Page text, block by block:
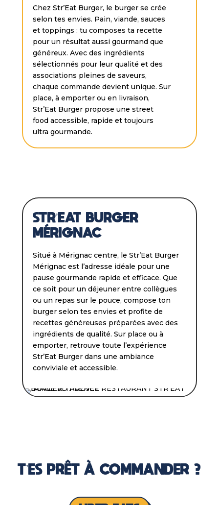
Chez Str’Eat Burger, le burger se crée
selon tes envies. Pain, viande, sauces
et toppings : tu composes ta recette
pour un résultat aussi gourmand que
généreux. Avec des ingrédients
sélectionnés pour leur qualité et des
associations pleines de saveurs,
chaque commande devient unique. Sur
place, à emporter ou en livraison,
Str’Eat Burger propose une street
food accessible, rapide et toujours
ultra gourmande.
STR’EAT BURGER
MÉRIGNAC
Situé à Mérignac centre, le Str’Eat Burger
Mérignac est l’adresse idéale pour une
pause gourmande rapide et efficace. Que
ce soit pour un déjeuner entre collègues
ou un repas sur le pouce, compose ton
burger selon tes envies et profite de
recettes généreuses préparées avec des
ingrédients de qualité. Sur place ou à
emporter, retrouve toute l’expérience
Str’Eat Burger dans une ambiance
conviviale et accessible.
T’ES PRÊT À COMMANDER ?